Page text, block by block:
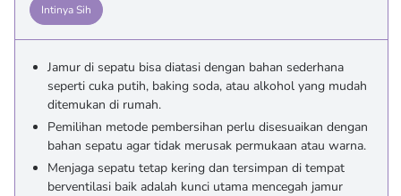
Intinya Sih
Jamur di sepatu bisa diatasi dengan bahan sederhana
seperti cuka putih, baking soda, atau alkohol yang mudah
ditemukan di rumah.
Pemilihan metode pembersihan perlu disesuaikan dengan
bahan sepatu agar tidak merusak permukaan atau warna.
Menjaga sepatu tetap kering dan tersimpan di tempat
berventilasi baik adalah kunci utama mencegah jamur